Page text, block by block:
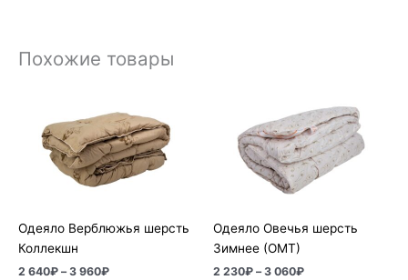
Похожие товары
Одеяло Верблюжья шерсть
Коллекшн
2 640₽ – 3 960₽
2
640₽
–
3
960₽
Одеяло Овечья шерсть
Зимнее (ОМТ)
2 230₽ – 3 060₽
2
230₽
–
3
060₽